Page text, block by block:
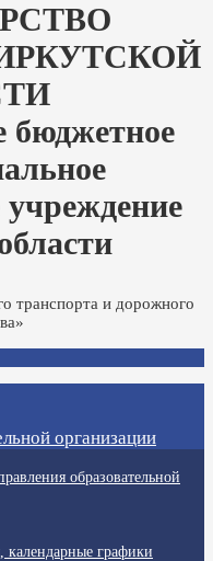
бюджетное
учреждение
транспорта и дорожного
организации
образовательной
графики